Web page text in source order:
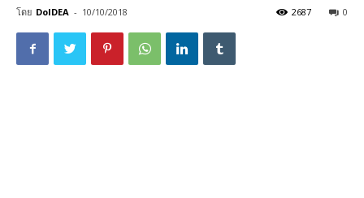
โดย DoIDEA - 10/10/2018 0
2687